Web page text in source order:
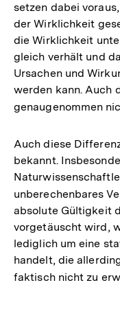
setzen dabei
der Wirklichkeit
die Wirklichkeit
gleich verhält und
Ursachen und
werden kann. Auch
genaugenommen
Auch diese
bekannt.
unberechenbares
absolute Gültigkeit
vorgetäuscht wird,
lediglich um eine
handelt, die
faktisch nicht zu